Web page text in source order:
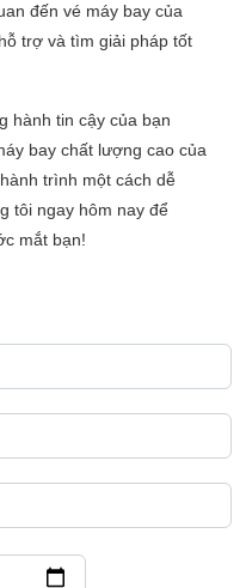
đến vé máy bay của
trợ và tìm giải pháp tốt
hành tin cậy của bạn
bay chất lượng cao của
trình một cách dễ
tôi ngay hôm nay để
mắt bạn!